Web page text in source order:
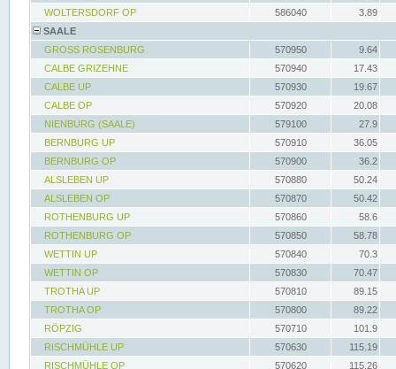
WOLTERSDORF OP
586040
3.89
SAALE
GROSS ROSENBURG
570950
9.64
CALBE GRIZEHNE
570940
17.43
CALBE UP
570930
19.67
CALBE OP
570920
20.08
NIENBURG (SAALE)
579100
27.9
BERNBURG UP
570910
36.05
BERNBURG OP
570900
36.2
ALSLEBEN UP
570880
50.24
ALSLEBEN OP
570870
50.42
ROTHENBURG UP
570860
58.6
ROTHENBURG OP
570850
58.78
WETTIN UP
570840
70.3
WETTIN OP
570830
70.47
TROTHA UP
570810
89.15
TROTHA OP
570800
89.22
RÖPZIG
570710
101.9
RISCHMÜHLE UP
570630
115.19
RISCHMÜHLE OP
570620 115.26